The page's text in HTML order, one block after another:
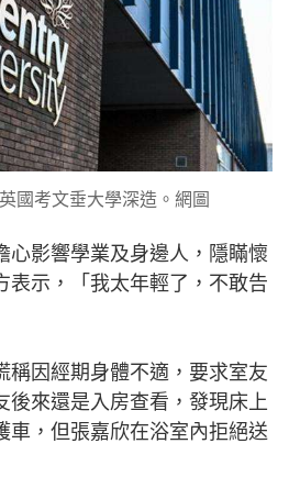
國考文垂大學深造。網圖
心影響學業及身邊人，隱瞞懷
表示，「我太年輕了，不敢告
稱因經期身體不適，要求室友
後來還是入房查看，發現床上
車，但張嘉欣在浴室內拒絕送